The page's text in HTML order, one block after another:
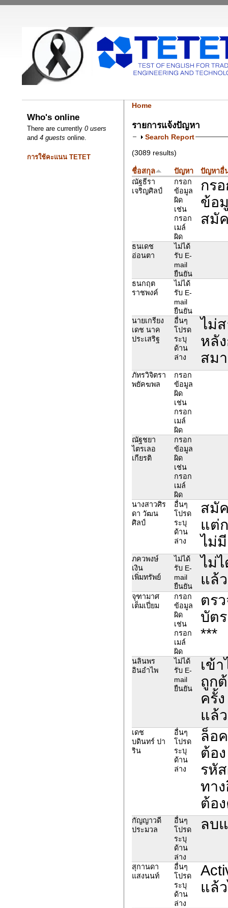
Who's online
There are currently0 users
and4 guests online.
การใช้คะแนน TETET
Home
รายการแจ้งปัญหา
Search Report
(3089 results)
ชื่อสกุล ปัญหา
ปัญหาอื่
ณัฐธีรา
เจริญศิลป์
กรอก
ข้อมูล
ผิด
เช่น
กรอก
เมล์
ผิด
กร
ข้อ
สมั
ธนเดช
อ่อนตา
ไม่ได้
รับ E-
mail
ยืนยัน
ธนกฤต
ราชพงค์
ไม่ได้
รับ E-
mail
ยืนยัน
นายเกรียง
เดช นาค
ประเสริฐ
อื่นๆ
โปรด
ระบุ
ด้าน
ล่าง
ไม่
หลั
สม
ภัทรวิจิตรา
พยัคฆพล
กรอก
ข้อมูล
ผิด
เช่น
กรอก
เมล์
ผิด
ณัฐชยา
ไตรเลอ
เกียรติ
กรอก
ข้อมูล
ผิด
เช่น
กรอก
เมล์
ผิด
นางสาวศิร
ดา วัฒน
ศิลป์
อื่นๆ
โปรด
ระบุ
ด้าน
ล่าง
สมั
แต่
ไม่
ภควพงษ์
เงิน
เพิ่มทรัพย์
ไม่ได้
รับ E-
mail
ยืนยัน
ไม่
แล้
จุฑามาศ
เต็มเปี่ยม
กรอก
ข้อมูล
ผิด
เช่น
กรอก
เมล์
ผิด
ตร
บัต
***
นลินพร
อินอำไพ
ไม่ได้
รับ E-
mail
ยืนยัน
เข้
ถูก
ครั้
แล้ว
เดช
บดินทร์ ปา
ริน
อื่นๆ
โปรด
ระบุ
ด้าน
ล่าง
ล็อ
ต้อ
รหั
ทา
ต้อ
กัญญาวดี
ประมวล
อื่นๆ
โปรด
ระบุ
ด้าน
ล่าง
ลบ
สุกานดา
แสงนนท์
อื่นๆ
โปรด
ระบุ
ด้าน
ล่าง
แล้